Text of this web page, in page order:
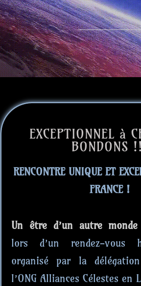
EXCEPTIONNEL à
BONDONS
RENCONTRE UNIQUE ET
FRANCE !
Un être d’un autre monde
lors d’un rendez-vous
organisé par la
l’ONG Alliances Célestes en